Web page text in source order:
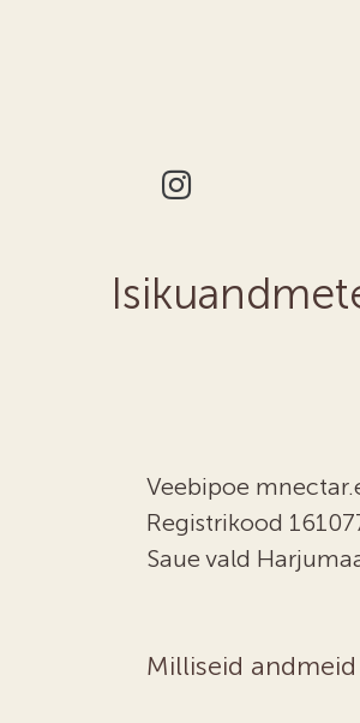
Veebipoe
Registrikood
Saue vald
Milliseid